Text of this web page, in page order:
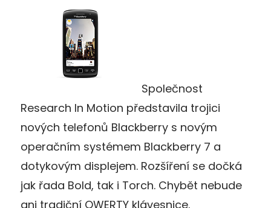
Společnost
Research In Motion představila trojici
nových telefonů Blackberry s novým
operačním systémem Blackberry 7 a
dotykovým displejem. Rozšíření se dočká
jak řada Bold, tak i Torch. Chybět nebude
ani tradiční QWERTY klávesnice.